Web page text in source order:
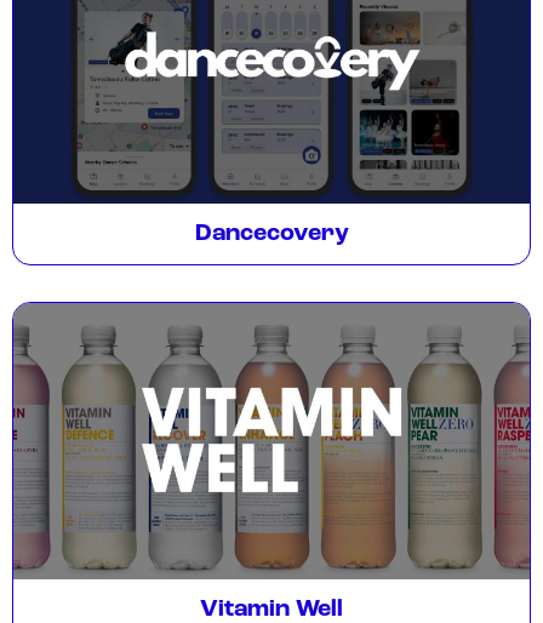
Dancecovery
Vitamin Well